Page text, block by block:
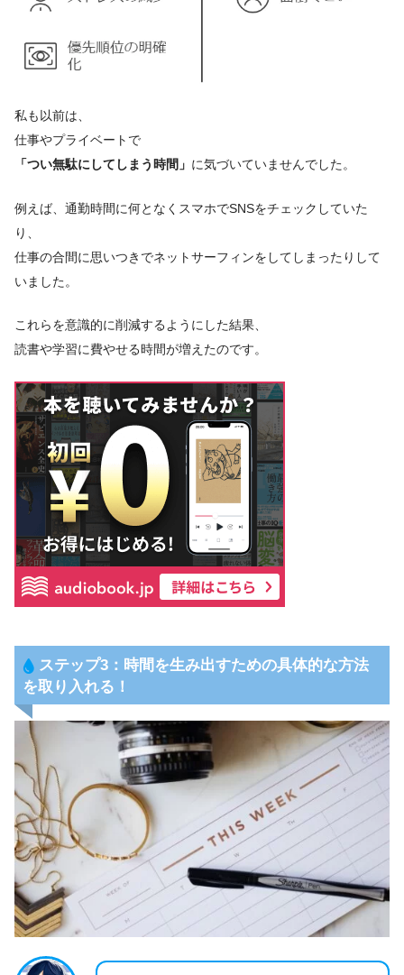
私も以前は、
仕事やプライベートで
「つい無駄にしてしまう時間」 に気づいていませんでした。
例えば、通勤時間に何となくスマホでSNSをチェックしていた
り、
仕事の合間に思いつきでネットサーフィンをしてしまったりして
いました。
これらを意識的に削減するようにした結果、
読書や学習に費やせる時間が増えたのです。
ステップ3：時間を生み出すための具体的な方法
を取り入れる！